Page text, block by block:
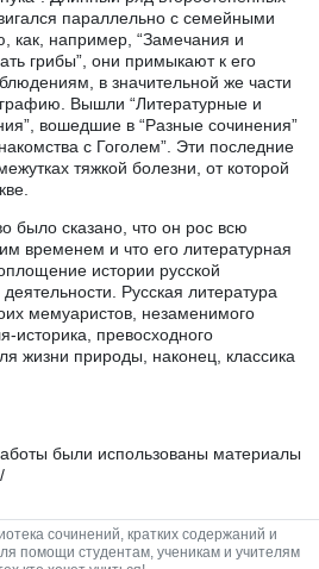
параллельно с семейными
как, например, “Замечания и
грибы”, они примыкают к его
в значительной же части
Вышли “Литературные и
вошедшие в “Разные сочинения”
с Гоголем”. Эти последние
тяжкой болезни, от которой
было сказано, что он рос всю
временем и что его литературная
истории русской
Русская литература
мемуаристов, незаменимого
историка, превосходного
жизни природы, наконец, классика
были использованы материалы
сочинений, кратких содержаний и
помощи студентам, ученикам и учителям